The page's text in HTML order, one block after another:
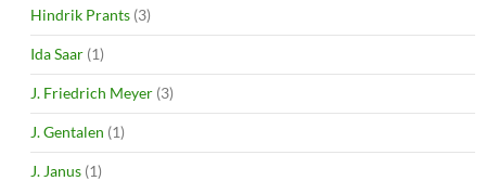
Hindrik Prants (3)
Ida Saar (1)
J. Friedrich Meyer (3)
J. Gentalen (1)
J. Janus (1)